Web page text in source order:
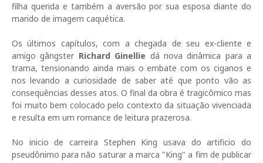
filha querida e também a aversão por sua esposa diante do
marido de imagem caquética.
Os últimos capítulos, com a chegada de seu ex-cliente e
amigo gângster Richard Ginellie dá nova dinâmica para a
trama, tensionando ainda mais o embate com os ciganos e
nos levando a curiosidade de saber até que ponto vão as
consequências desses atos. O final da obra é tragicômico mas
foi muito bem colocado pelo contexto da situação vivenciada
e resulta em um romance de leitura prazerosa.
No inicio de carreira Stephen King usava do artificio do
pseudônimo para não saturar a marca "King" a fim de publicar